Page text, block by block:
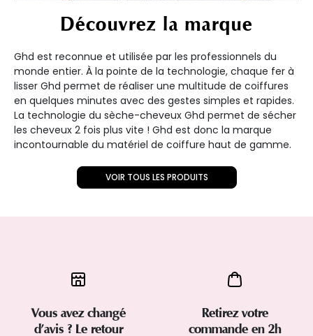
Découvrez la marque
Ghd est reconnue et utilisée par les professionnels du
monde entier. À la pointe de la technologie, chaque fer à
lisser Ghd permet de réaliser une multitude de coiffures
en quelques minutes avec des gestes simples et rapides.
La technologie du sèche-cheveux Ghd permet de sécher
les cheveux 2 fois plus vite ! Ghd est donc la marque
incontournable du matériel de coiffure haut de gamme.
VOIR TOUS LES PRODUITS
Vous avez changé
d’avis ? Le retour
Retirez votre
commande en 2h